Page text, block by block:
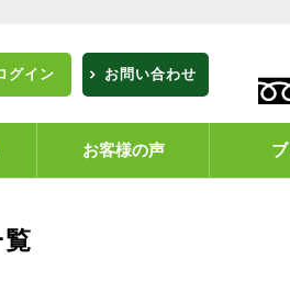
グイン お問い合わせ
お客様の声